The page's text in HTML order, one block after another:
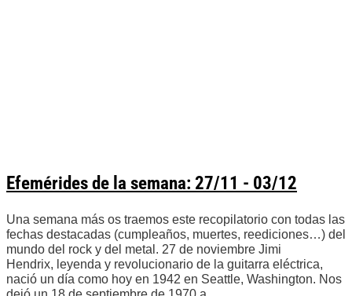
Efemérides de la semana: 27/11 - 03/12
Una semana más os traemos este recopilatorio con todas las
fechas destacadas (cumpleaños, muertes, reediciones…) del
mundo del rock y del metal. 27 de noviembre Jimi
Hendrix, leyenda y revolucionario de la guitarra eléctrica,
nació un día como hoy en 1942 en Seattle, Washington. Nos